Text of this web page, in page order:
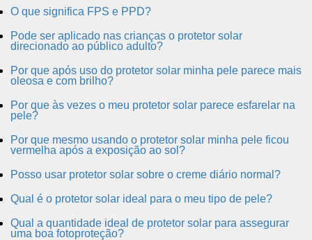
O que significa FPS e PPD?
Pode ser aplicado nas crianças o protetor solar
direcionado ao público adulto?
Por que após uso do protetor solar minha pele parece mais
oleosa e com brilho?
Por que às vezes o meu protetor solar parece esfarelar na
pele?
Por que mesmo usando o protetor solar minha pele ficou
vermelha após a exposição ao sol?
Posso usar protetor solar sobre o creme diário normal?
Qual é o protetor solar ideal para o meu tipo de pele?
Qual a quantidade ideal de protetor solar para assegurar
uma boa fotoproteção?